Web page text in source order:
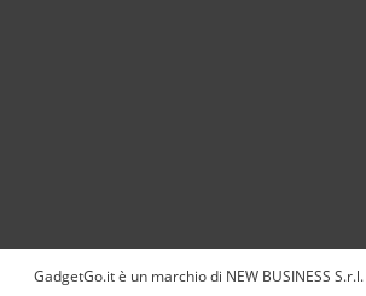
GadgetGo.it è un marchio di NEW BUSINESS